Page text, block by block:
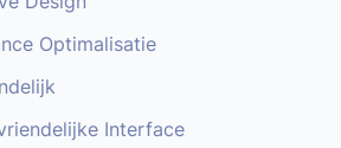
Optimalisatie
Interface